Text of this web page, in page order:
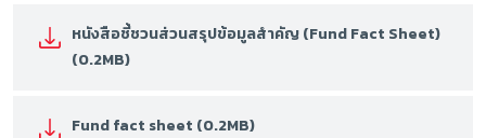
หนังสือชี้ชวนส่วนสรุปข้อมูลสำคัญ (Fund Fact Sheet)
(0.2MB)
Fund fact sheet (0.2MB)